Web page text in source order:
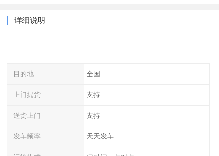
详细说明
目的地 全国
上门提货 支持
送货上门 支持
发车频率 天天发车